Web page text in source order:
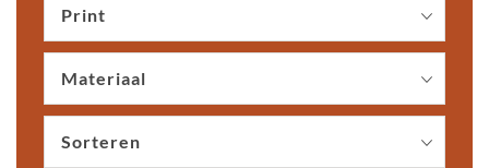
Print
Materiaal
Sorteren